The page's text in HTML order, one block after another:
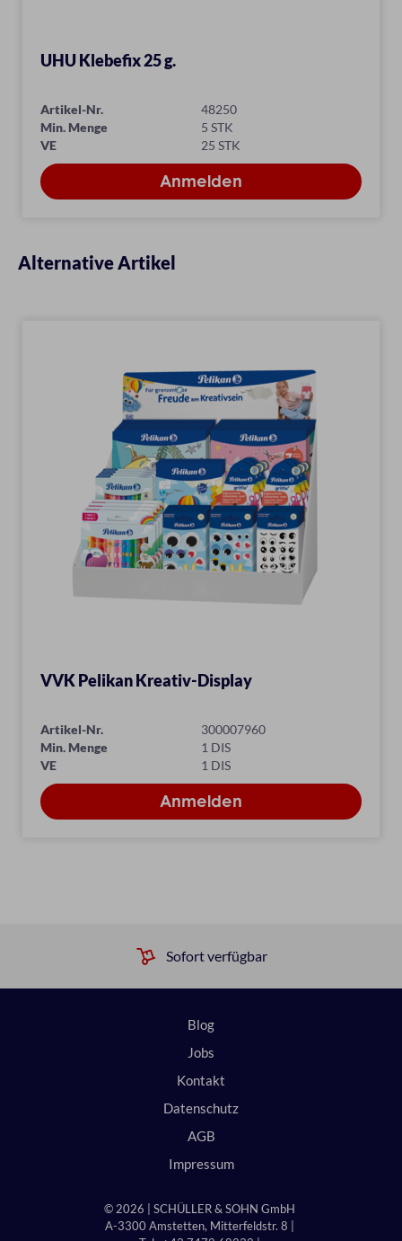
UHU Klebefix 25 g.
Artikel-Nr.
48250
Min. Menge
5 STK
VE
25 STK
Alternative Artikel
VVK Pelikan Kreativ-Display
Artikel-Nr.
300007960
Min. Menge
1 DIS
VE
1 DIS
Sofort verfügbar
© 2026 | SCHÜLLER & SOHN GmbH
A-3300 Amstetten, Mitterfeldstr. 8 |
Blog
Jobs
Kontakt
Datenschutz
AGB
Impressum